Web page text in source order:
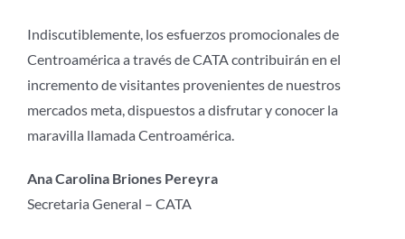
Indiscutiblemente, los esfuerzos promocionales de
Centroamérica a través de CATA contribuirán en el
incremento de visitantes provenientes de nuestros
mercados meta, dispuestos a disfrutar y conocer la
maravilla llamada Centroamérica.
Ana Carolina Briones Pereyra
Secretaria General – CATA